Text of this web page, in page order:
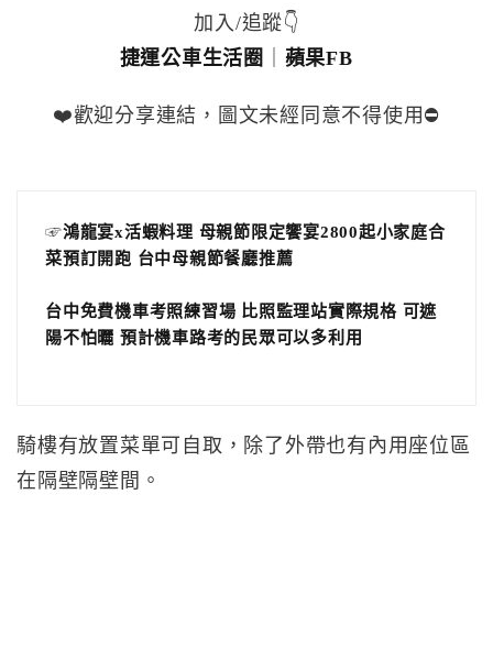
加入/追蹤👇
捷運公車生活圈
蘋果FB
❤️歡迎分享連結，圖文未經同意不得使用⛔️
☞鴻龍宴x活蝦料理 母親節限定饗宴2800起小家庭合
菜預訂開跑 台中母親節餐廳推薦
台中免費機車考照練習場 比照監理站實際規格 可遮
陽不怕曬 預計機車路考的民眾可以多利用
騎樓有放置菜單可自取，除了外帶也有內用座位區
在隔壁隔壁間。